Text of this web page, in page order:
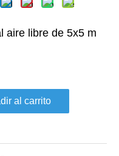
aire libre de 5x5 m
al carrito